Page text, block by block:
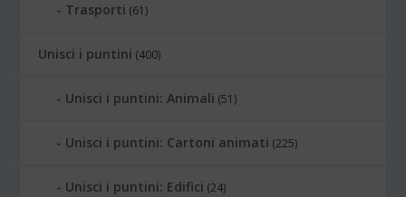
Trasporti (61)
Unisci i puntini (400)
Unisci i puntini: Animali (51)
Unisci i puntini: Cartoni animati (225)
Unisci i puntini: Edifici (24)